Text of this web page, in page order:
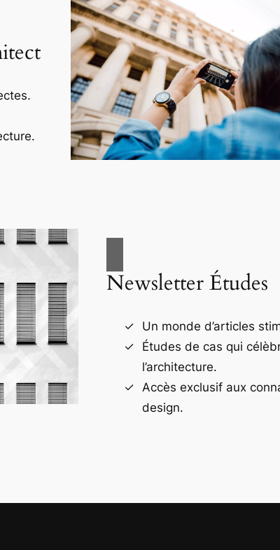
Newsletter Études
Un monde d’articles
Études de cas qui
l’architecture.
Accès exclusif aux
design.